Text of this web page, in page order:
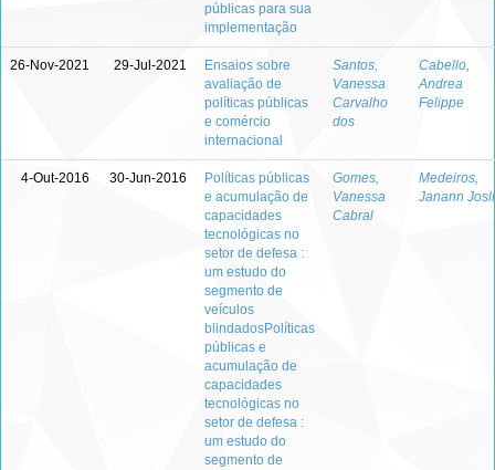
públicas para sua
implementação
26-Nov-2021 29-Jul-2021
Ensaios sobre
avaliação de
políticas públicas
e comércio
internacional
Santos,
Vanessa
Carvalho
dos
Cabello,
Andrea
Felippe
4-Out-2016 30-Jun-2016
Políticas públicas
e acumulação de
capacidades
tecnológicas no
setor de defesa :
um estudo do
segmento de
veículos
blindadosPolíticas
públicas e
acumulação de
capacidades
tecnológicas no
setor de defesa :
um estudo do
segmento de
Gomes,
Vanessa
Cabral
Medeiros,
Janann